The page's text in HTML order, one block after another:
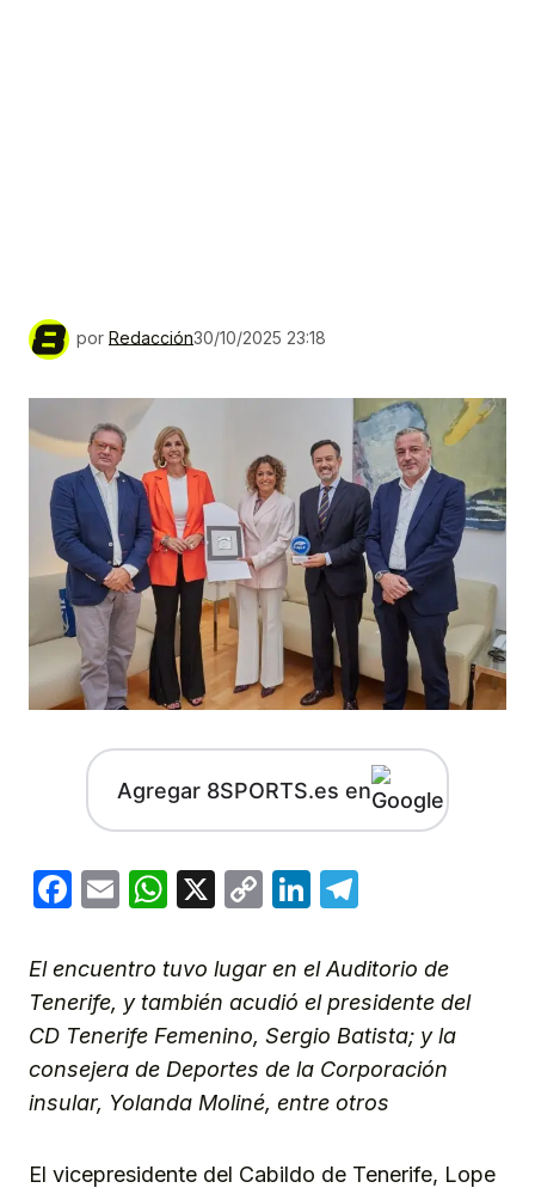
por Redacción30/10/2025 23:18
Agregar 8SPORTS.es en
Facebook
EmailWhatsApp
X
CopyLinkedIn
El encuentro tuvo lugar en el Auditorio de
Tenerife, y también acudió el presidente del
CD Tenerife Femenino, Sergio Batista; y la
consejera de Deportes de la Corporación
insular, Yolanda Moliné, entre otros
El vicepresidente del Cabildo de Tenerife, Lope